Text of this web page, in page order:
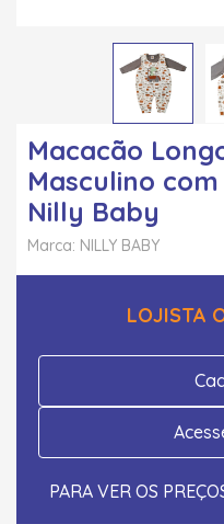
Macacão
Masculino com
Nilly Baby
Marca: NILLY BABY
LOJISTA
PARA VER OS